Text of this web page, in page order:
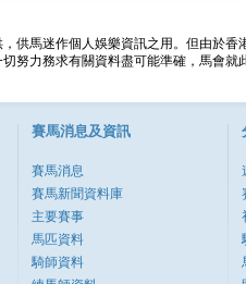
供馬迷作個人娛樂資訊之用。但由於
努力務求有關資料盡可能準確，馬會就
賽馬消息及資訊
賽馬消息
賽馬新聞資料庫
主要賽事
馬匹資料
騎師資料